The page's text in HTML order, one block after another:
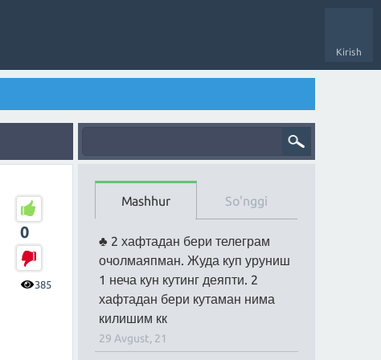
Kirish
0
385
Mashhur So'nggi
2 хафтадан бери телеграм
очолмаяпман. Жуда куп уруниш
1 неча кун кутинг деяпти. 2
хафтадан бери кутаман нима
килишим кк
29 Avgust, 21